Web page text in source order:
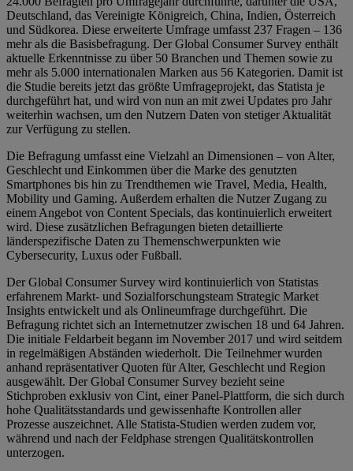
Deutschland, das Vereinigte Königreich, China, Indien, Österreich
und Südkorea. Diese erweiterte Umfrage umfasst 237 Fragen – 136
mehr als die Basisbefragung. Der Global Consumer Survey enthält
aktuelle Erkenntnisse zu über 50 Branchen und Themen sowie zu
mehr als 5.000 internationalen Marken aus 56 Kategorien. Damit ist
die Studie bereits jetzt das größte Umfrageprojekt, das Statista je
durchgeführt hat, und wird von nun an mit zwei Updates pro Jahr
weiterhin wachsen, um den Nutzern Daten von stetiger Aktualität
zur Verfügung zu stellen.
Die Befragung umfasst eine Vielzahl an Dimensionen – von Alter,
Geschlecht und Einkommen über die Marke des genutzten
Smartphones bis hin zu Trendthemen wie Travel, Media, Health,
Mobility und Gaming. Außerdem erhalten die Nutzer Zugang zu
einem Angebot von Content Specials, das kontinuierlich erweitert
wird. Diese zusätzlichen Befragungen bieten detaillierte
länderspezifische Daten zu Themenschwerpunkten wie
Cybersecurity, Luxus oder Fußball.
Der Global Consumer Survey wird kontinuierlich von Statistas
erfahrenem Markt- und Sozialforschungsteam Strategic Market
Insights entwickelt und als Onlineumfrage durchgeführt. Die
Befragung richtet sich an Internetnutzer zwischen 18 und 64 Jahren.
Die initiale Feldarbeit begann im November 2017 und wird seitdem
in regelmäßigen Abständen wiederholt. Die Teilnehmer wurden
anhand repräsentativer Quoten für Alter, Geschlecht und Region
ausgewählt. Der Global Consumer Survey bezieht seine
Stichproben exklusiv von Cint, einer Panel-Plattform, die sich durch
hohe Qualitätsstandards und gewissenhafte Kontrollen aller
Prozesse auszeichnet. Alle Statista-Studien werden zudem vor,
während und nach der Feldphase strengen Qualitätskontrollen
unterzogen.